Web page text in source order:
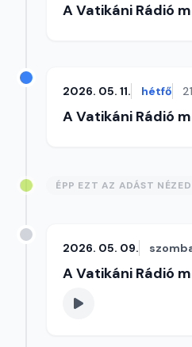
A Vatikáni Rádió
2026. 05. 11. hétfő
A Vatikáni Rádió
ÉPP EZT AZ ADÁST NÉZED
2026. 05. 09.
A Vatikáni Rádió